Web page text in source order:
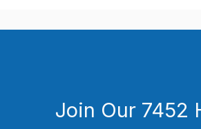
Join Our 7452